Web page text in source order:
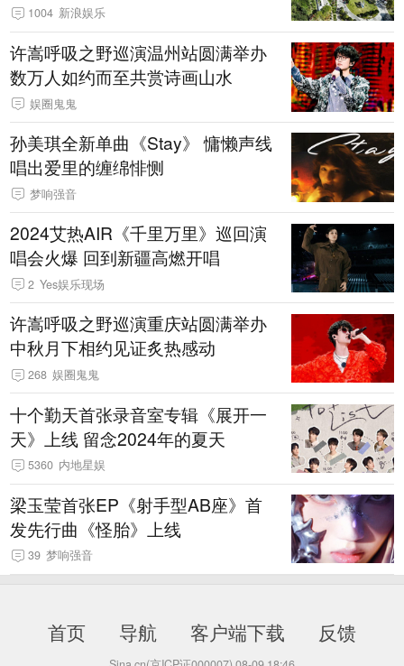
1004 新浪娱乐
许嵩呼吸之野巡演温州站圆满举办
数万人如约而至共赏诗画山水
娱圈鬼鬼
孙美琪全新单曲《Stay》 慵懒声线
唱出爱里的缠绵悱恻
梦响强音
2024艾热AIR《千里万里》巡回演
唱会火爆 回到新疆高燃开唱
2 Yes娱乐现场
许嵩呼吸之野巡演重庆站圆满举办
中秋月下相约见证炙热感动
268 娱圈鬼鬼
十个勤天首张录音室专辑《展开一
天》上线 留念2024年的夏天
5360 内地星娱
梁玉莹首张EP《射手型AB座》首
发先行曲《怪胎》上线
39 梦响强音
首页 导航 客户端下载 反馈